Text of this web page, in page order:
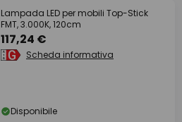
Lampada LED per mobili Top-Stick
FMT, 3.000K, 120cm
117,24 €
Scheda informativa
Disponibile